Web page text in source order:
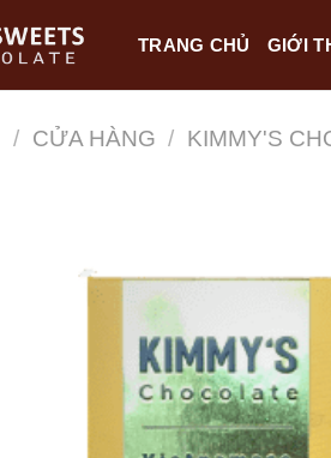
TRANG CHỦ GIỚI
/ CỬA HÀNG / KIMMY'S